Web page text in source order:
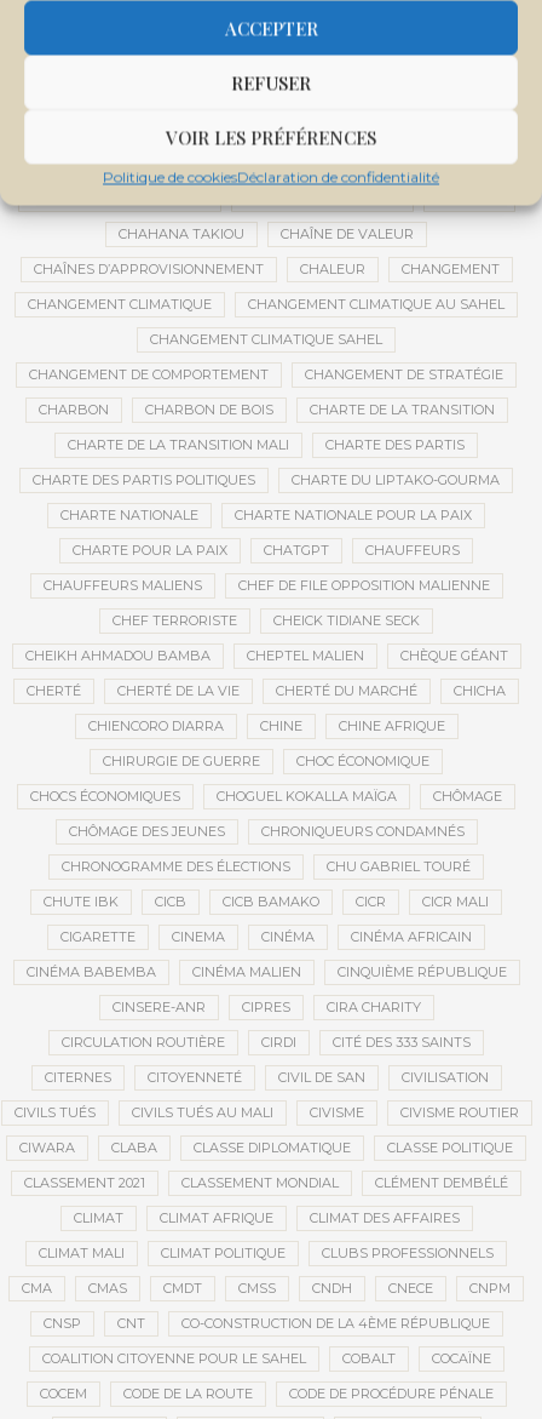
ACCEPTER
REFUSER
VOIR LES PRÉFÉRENCES
Politique de cookiesDéclaration de confidentialité
CENTRE INTERNATIONAL DE CONFÉRENCES DE BAMAKO
CENTRE MALI
CENTRE NATIONAL DES EXAMENS ET CONCOURS DE L’ÉDUCATION
CENTRES DE DONNÉES CERCLE DE RÉFLEXION À DISTANCE
CÉRÉALES CÉRÉALES RUSSES CÉRÉMONIE DE DÉCORATION
CHAHANA TAKIOU CHAÎNE DE VALEUR
CHAÎNES D’APPROVISIONNEMENT CHALEUR CHANGEMENT
CHANGEMENT CLIMATIQUE CHANGEMENT CLIMATIQUE AU SAHEL
CHANGEMENT CLIMATIQUE SAHEL
CHANGEMENT DE COMPORTEMENT CHANGEMENT DE STRATÉGIE
CHARBON CHARBON DE BOIS CHARTE DE LA TRANSITION
CHARTE DE LA TRANSITION MALI CHARTE DES PARTIS
CHARTE DES PARTIS POLITIQUES CHARTE DU LIPTAKO-GOURMA
CHARTE NATIONALE CHARTE NATIONALE POUR LA PAIX
CHARTE POUR LA PAIX CHATGPT CHAUFFEURS
CHAUFFEURS MALIENS CHEF DE FILE OPPOSITION MALIENNE
CHEF TERRORISTE CHEICK TIDIANE SECK
CHEIKH AHMADOU BAMBA CHEPTEL MALIEN CHÈQUE GÉANT
CHERTÉ CHERTÉ DE LA VIE CHERTÉ DU MARCHÉ CHICHA
CHIENCORO DIARRA CHINE CHINE AFRIQUE
CHIRURGIE DE GUERRE CHOC ÉCONOMIQUE
CHOCS ÉCONOMIQUES CHOGUEL KOKALLA MAÏGA CHÔMAGE
CHÔMAGE DES JEUNES CHRONIQUEURS CONDAMNÉS
CHRONOGRAMME DES ÉLECTIONS CHU GABRIEL TOURÉ
CHUTE IBK CICB CICB BAMAKO CICR CICR MALI
CIGARETTE CINEMA CINÉMA CINÉMA AFRICAIN
CINÉMA BABEMBA CINÉMA MALIEN CINQUIÈME RÉPUBLIQUE
CINSERE-ANR CIPRES CIRA CHARITY
CIRCULATION ROUTIÈRE CIRDI CITÉ DES 333 SAINTS
CITERNES CITOYENNETÉ CIVIL DE SAN CIVILISATION
CIVILS TUÉS CIVILS TUÉS AU MALI CIVISME CIVISME ROUTIER
CIWARA CLABA CLASSE DIPLOMATIQUE CLASSE POLITIQUE
CLASSEMENT 2021 CLASSEMENT MONDIAL CLÉMENT DEMBÉLÉ
CLIMAT CLIMAT AFRIQUE CLIMAT DES AFFAIRES
CLIMAT MALI CLIMAT POLITIQUE CLUBS PROFESSIONNELS
CMA CMAS CMDT CMSS CNDH CNECE CNPM
CNSP CNT CO-CONSTRUCTION DE LA 4ÈME RÉPUBLIQUE
COALITION CITOYENNE POUR LE SAHEL COBALT COCAÏNE
COCEM CODE DE LA ROUTE CODE DE PROCÉDURE PÉNALE